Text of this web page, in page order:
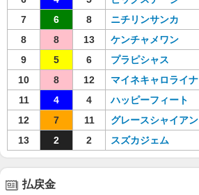
7
6 8 ニチリンサンカ
8
8 13 ケンチャメワン
9
5 6 プラピシャス
10
8 12 マイネキャロライナ
11
4 4 ハッピーフィート
12
7 11 グレースシャイアン
13
2 2 スズカジェム
払戻金